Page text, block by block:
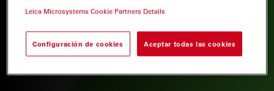
Leica Microsystems Cookie Partners Details
Configuración de cookies Aceptar todas las cookies